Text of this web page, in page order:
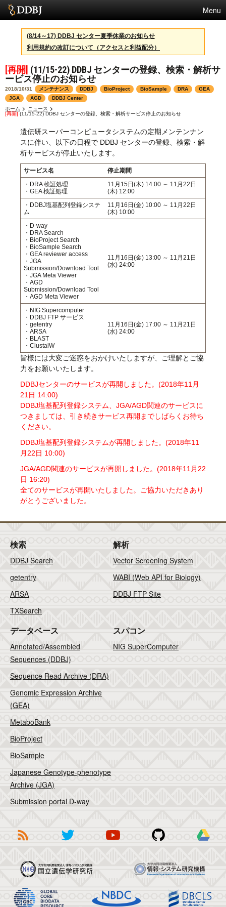
Menu
サービス
スパコン
統計
活動
センターについて
利用規約
問合せ
English
(8/14～17) DDBJ センター夏季休業のお知らせ
利用規約の改訂について（アクセスと利益配分）
[再開] (11/15-22) DDBJ センターの登録、検索・解析サ
ービス停止のお知らせ
2018/10/31 メンテナンス DDBJ BioProject BioSample DRA
GEA
JGA
AGD
DDBJ Center
ホーム
ニュース
[再開] (11/15-22) DDBJ センターの登録、検索・解析サービス停止のお知らせ
遺伝研スーパーコンピュータシステムの定期メンテンナン
スに伴い、以下の日程で DDBJ センターの登録、検索・解
析サービスが停止いたします。
サービス名
停止期間
・DRA 検証処理
・GEA 検証処理
11月15日(木) 14:00 ～ 11月22日
(木) 12:00
・DDBJ塩基配列登録システ
ム
11月16日(金) 10:00 ～ 11月22日
(木) 10:00
・D-way
・DRA Search
・BioProject Search
・BioSample Search
・GEA reviewer access
・JGA
Submission/Download Tool
・JGA Meta Viewer
・AGD
Submission/Download Tool
・AGD Meta Viewer
11月16日(金) 13:00 ～ 11月21日
(水) 24:00
・NIG Supercomputer
・DDBJ FTP サービス
・getentry
・ARSA
・BLAST
・ClustalW
11月16日(金) 17:00 ～ 11月21日
(水) 24:00
皆様には大変ご迷惑をおかけいたしますが、ご理解とご協
力をお願いいたします。
DDBJセンターのサービスが再開しました。(2018年11月
21日 14:00)
DDBJ塩基配列登録システム、JGA/AGD関連のサービスに
つきましては、引き続きサービス再開までしばらくお待ち
ください。
DDBJ塩基配列登録システムが再開しました。(2018年11
月22日 10:00)
JGA/AGD関連のサービスが再開しました。(2018年11月22
日 16:20)
全てのサービスが再開いたしました。ご協力いただきあり
がとうございました。
検索
DDBJ Search
getentry
ARSA
TXSearch
解析
Vector Screening System
WABI (Web API for Biology)
DDBJ FTP Site
データベース
Annotated/Assembled
Sequences (DDBJ)
Sequence Read Archive (DRA)
Genomic Expression Archive
(GEA)
MetaboBank
BioProject
BioSample
Japanese Genotype-phenotype
Archive (JGA)
Submission portal D-way
スパコン
NIG SuperComputer